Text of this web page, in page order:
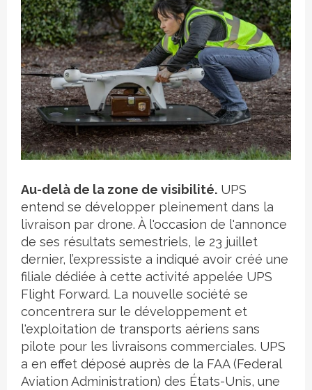
Crédit photo
Au-delà de la zone de visibilité. UPS
entend se développer pleinement dans la
livraison par drone. À l'occasion de l'annonce
de ses résultats semestriels, le 23 juillet
dernier, l’expressiste a indiqué avoir créé une
filiale dédiée à cette activité appelée UPS
Flight Forward. La nouvelle société se
concentrera sur le développement et
l'exploitation de transports aériens sans
pilote pour les livraisons commerciales. UPS
a en effet déposé auprès de la FAA (Federal
Aviation Administration) des États-Unis, une